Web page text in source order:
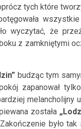
tych które
wyczytać, że
z zamkniętymi
budząc tym
zapanował
melancholijny
została
było